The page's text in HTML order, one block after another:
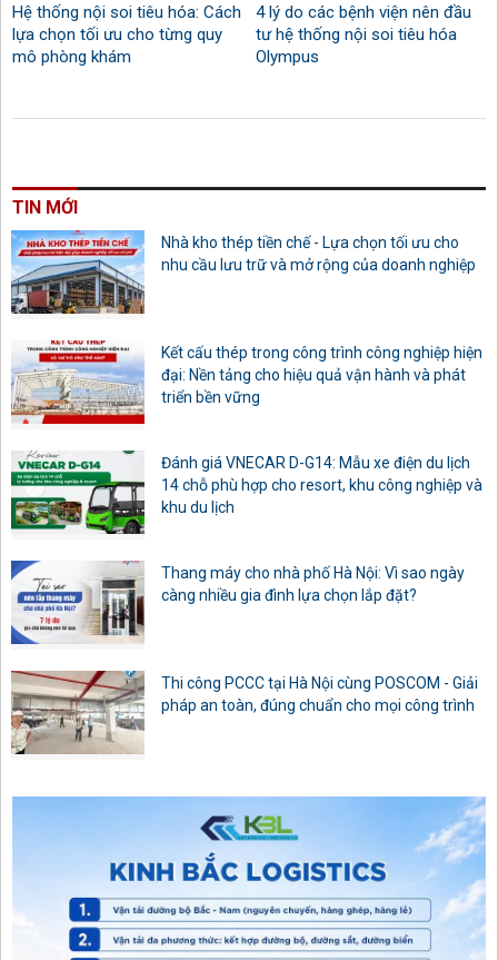
Hệ thống nội soi tiêu hóa: Cách
lựa chọn tối ưu cho từng quy
mô phòng khám
4 lý do các bệnh viện nên đầu
tư hệ thống nội soi tiêu hóa
Olympus
TIN MỚI
Nhà kho thép tiền chế - Lựa chọn tối ưu cho
nhu cầu lưu trữ và mở rộng của doanh nghiệp
Kết cấu thép trong công trình công nghiệp hiện
đại: Nền tảng cho hiệu quả vận hành và phát
triển bền vững
Đánh giá VNECAR D-G14: Mẫu xe điện du lịch
14 chỗ phù hợp cho resort, khu công nghiệp và
khu du lịch
Thang máy cho nhà phố Hà Nội: Vì sao ngày
càng nhiều gia đình lựa chọn lắp đặt?
Thi công PCCC tại Hà Nội cùng POSCOM - Giải
pháp an toàn, đúng chuẩn cho mọi công trình